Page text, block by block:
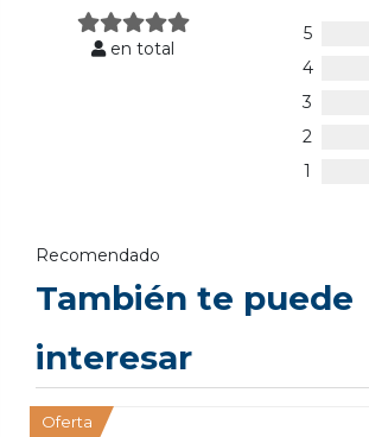
en total
5
4
3
2
1
Recomendado
También te puede
interesar
Oferta